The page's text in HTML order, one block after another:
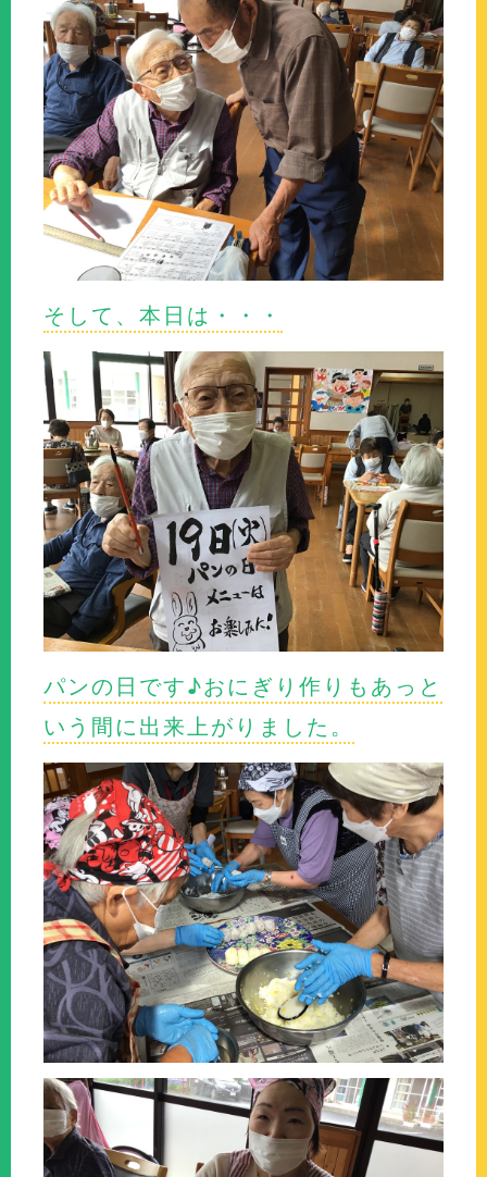
そして、本日は・・・
パンの日です♪おにぎり作りもあっと
いう間に出来上がりました。